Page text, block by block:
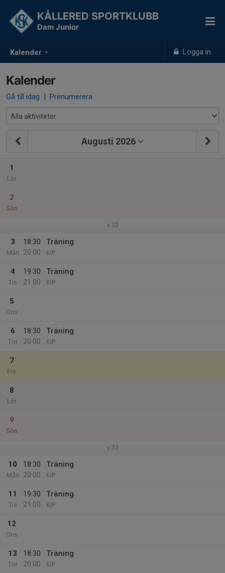
Kalender Logga in
KÅLLERED SPORTKLUBB
Dam Junior
Kalender
Gå till idag | Prenumerera
Augusti 2026
1
Lör
2
Sön
v.32
3
Mån
18:30
20:00
Träning
KIP
4
Tis
19:30
21:00
Träning
KIP
5
Ons
6
Tor
18:30
20:00
Träning
KIP
7
Fre
8
Lör
9
Sön
v.33
10
Mån
18:30
20:00
Träning
KIP
11
Tis
19:30
21:00
Träning
KIP
12
Ons
13
Tor
18:30
20:00
Träning
KIP